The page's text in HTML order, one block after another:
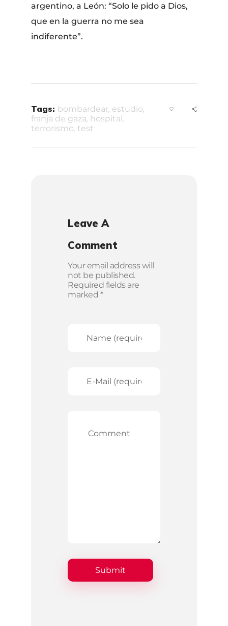
argentino, a León: “Solo le pido a Dios,
que en la guerra no me sea
indiferente”.
Tags: bombardear estudio
franja de gaza hospital
terrorismo test
Leave A
Comment
Your email address will
not be published.
Required fields are
marked *